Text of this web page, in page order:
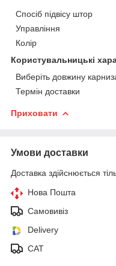
Спосіб підвісу штор
Управління
Колір
Користувальницькі
Виберіть довжину
Термін доставки
Приховати
Умови доставки
Доставка здійснюється
Нова Пошта
Самовивіз
Delivery
САТ